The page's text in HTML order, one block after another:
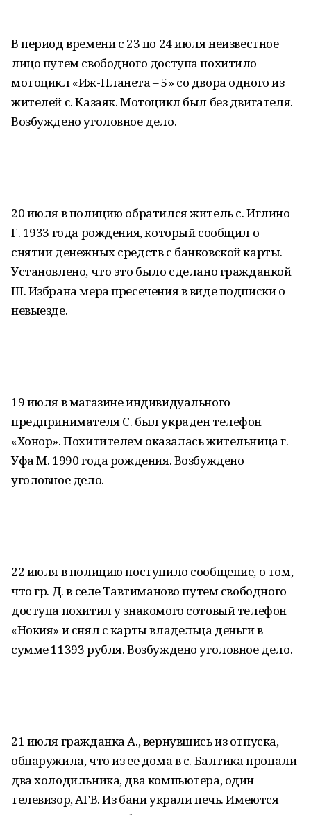
В период времени с 23 по 24 июля неизвестное
лицо путем свободного доступа похитило
мотоцикл «Иж-Планета – 5» со двора одного из
жителей с. Казаяк. Мотоцикл был без двигателя.
Возбуждено уголовное дело.
20 июля в полицию обратился житель с. Иглино
Г. 1933 года рождения, который сообщил о
снятии денежных средств с банковской карты.
Установлено, что это было сделано гражданкой
Ш. Избрана мера пресечения в виде подписки о
невыезде.
19 июля в магазине индивидуального
предпринимателя С. был украден телефон
«Хонор». Похитителем оказалась жительница г.
Уфа М. 1990 года рождения. Возбуждено
уголовное дело.
22 июля в полицию поступило сообщение, о том,
что гр. Д. в селе Тавтиманово путем свободного
доступа похитил у знакомого сотовый телефон
«Нокия» и снял с карты владельца деньги в
сумме 11393 рубля. Возбуждено уголовное дело.
21 июля гражданка А., вернувшись из отпуска,
обнаружила, что из ее дома в с. Балтика пропали
два холодильника, два компьютера, один
телевизор, АГВ. Из бани украли печь. Имеются